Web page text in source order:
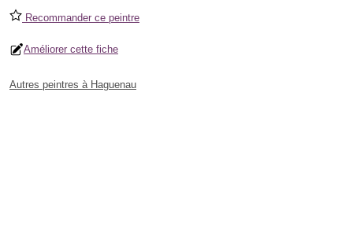
Recommander ce peintre
Améliorer cette fiche
Autres peintres à Haguenau